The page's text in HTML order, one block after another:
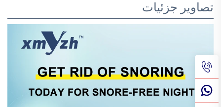
تصاویر جزئیات